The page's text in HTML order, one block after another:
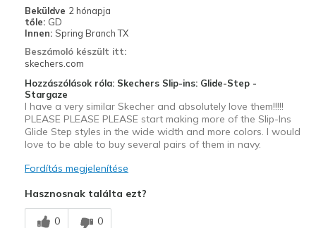
Kontra
NO CONS AT ALL
Legjobb használat
Casual Wear
Cute, versatile work shoes
Travel
Width
Feels true to width
View On Shoes
I'm Into Shoes
Beküldve 2 hónapja
tőle: GD
Innen: Spring Branch TX
Beszámoló készült itt:
skechers.com
Hozzászólások róla: Skechers Slip-ins: Glide-Step -
Stargaze
I have a very similar Skecher and absolutely love them!!!!!
PLEASE PLEASE PLEASE start making more of the Slip-Ins
Glide Step styles in the wide width and more colors. I would
love to be able to buy several pairs of them in navy.
Fordítás megjelenítése
Hasznosnak találta ezt?
0 0